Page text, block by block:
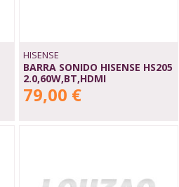
HISENSE
BARRA SONIDO HISENSE HS205
2.0,60W,BT,HDMI
79,00 €